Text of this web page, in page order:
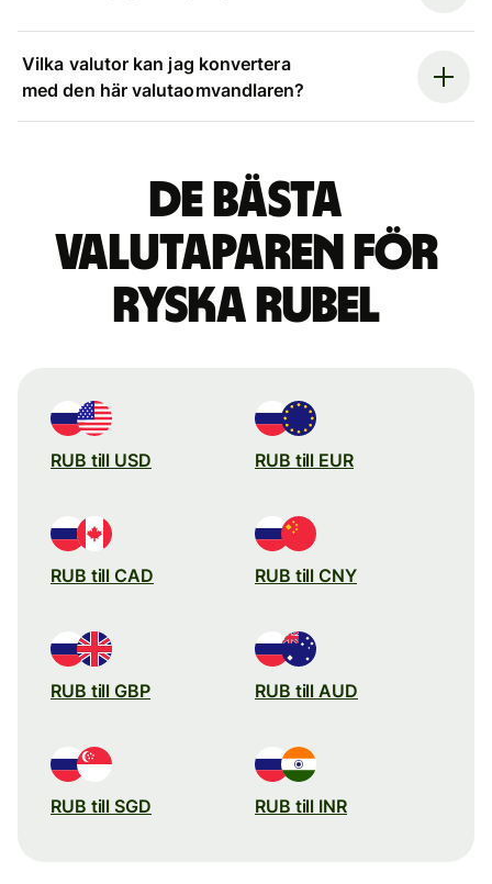
Vilka valutor kan jag konvertera
med den här valutaomvandlaren?
De bästa
valutaparen för
ryska rubel
RUB till USD RUB till EUR
RUB till CAD RUB till CNY
RUB till GBP RUB till AUD
RUB till SGD RUB till INR